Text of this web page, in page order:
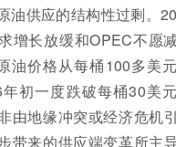
油供应的结构性过剩。
增长放缓和OPEC不愿
油价格从每桶100多美
初一度跌破每桶30美
由地缘冲突或经济危机
带来的供应端变革所主